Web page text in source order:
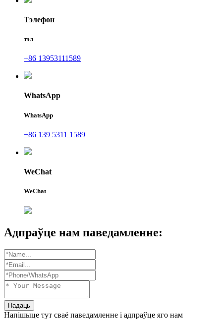
Тэлефон
тэл
+86 13953111589
WhatsApp
WhatsApp
+86 139 5311 1589
WeChat
WeChat
Адпраўце нам паведамленне:
Падаць
Напішыце тут сваё паведамленне і адпраўце яго нам